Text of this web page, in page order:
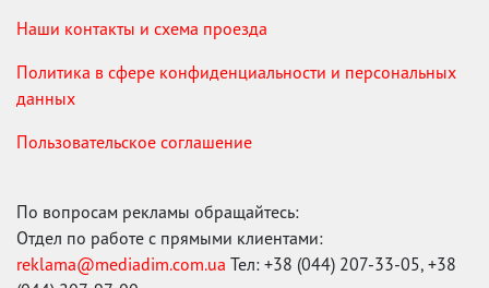
Наши контакты и схема проезда
Политика в сфере конфиденциальности и персональных
данных
Пользовательское соглашение
По вопросам рекламы обращайтесь:
Отдел по работе с прямыми клиентами:
reklama@mediadim.com.ua Тел: +38 (044) 207-33-05, +38